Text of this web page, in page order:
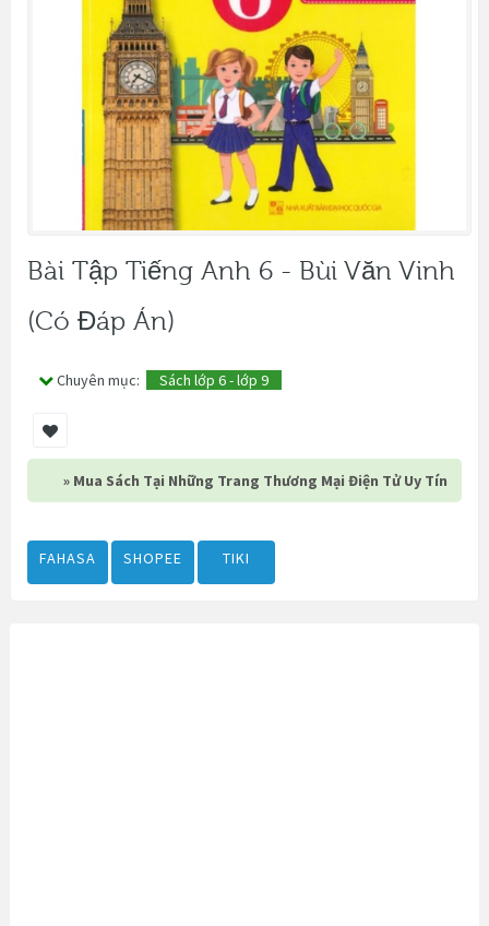
Bài Tập Tiếng Anh 6 - Bùi Văn Vinh
(Có Đáp Án)
Chuyên mục: Sách lớp 6 - lớp 9
» Mua Sách Tại Những Trang Thương Mại Điện Tử Uy Tín
FAHASA SHOPEE TIKI